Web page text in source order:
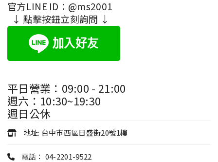
官方LINE ID：@ms2001
↓ 點擊按鈕立刻詢問 ↓
平日營業：09:00 - 21:00
週六：10:30~19:30
週日公休
地址: 台中市西區日盛街20號1樓
電話： 04-2201-9522